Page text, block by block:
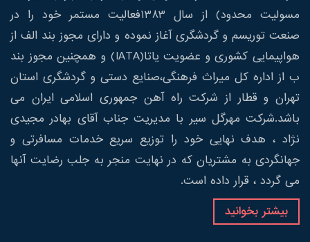
مسولیت محدود) از سال 1383فعالیت مستمر خود را در
صنعت توریسم و گردشگری آغاز نموده و دارای مجوز بند الف از
هواپیمایی کشوری و عضویت یاتا(IATA) و همچنین مجوز بند
ب از اداره کل میراث فرهنگی،صنایع دستی و گردشگری استان
تهران و قطار از شرکت راه آهن جمهوری اسلامی ایران می
باشد.شرکت مهرگل سیر با مدیریت جناب آقای بهادر مجیدی
نژاد ، هدف نهایی خود را توزیع سریع خدمات مسافرتی و
جهانگردی به مشتریان که در نهایت منجر به جلب رضایت آنها
می گردد ، قرار داده است.
بیشتر بخوانید